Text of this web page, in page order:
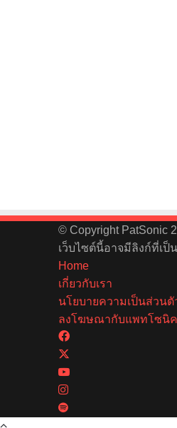
© Copyright PatSonic
เว็บไซต์นี้อาจมีลิงก์ที่เ
Home
เกี่ยวกับเรา
นโยบายความเป็นส่วนตั
ลงโฆษณากับแพทโซนิค